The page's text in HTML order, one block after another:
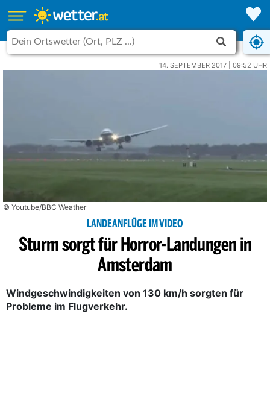
14. SEPTEMBER 2017 | 09:52 UHR
© Youtube/BBC Weather
LANDEANFLÜGE IM VIDEO
Sturm sorgt für Horror-Landungen in
Amsterdam
Windgeschwindigkeiten von 130 km/h sorgten für
Probleme im Flugverkehr.